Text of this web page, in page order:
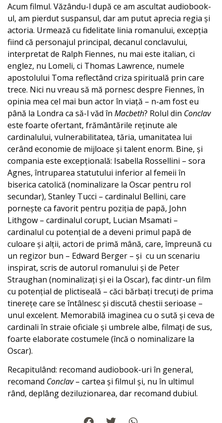
Acum filmul. Văzându-l după ce am ascultat audiobook-
ul, am pierdut suspansul, dar am putut aprecia regia și
actoria. Urmează cu fidelitate linia romanului, excepția
fiind că personajul principal, decanul conclavului,
interpretat de Ralph Fiennes, nu mai este italian, ci
englez, nu Lomeli, ci Thomas Lawrence, numele
apostolului Toma reflectând criza spirituală prin care
trece. Nici nu vreau să mă pornesc despre Fiennes, în
opinia mea cel mai bun actor în viață – n-am fost eu
până la Londra ca să-l văd în Macbeth? Rolul din Conclav
este foarte ofertant, frământările reținute ale
cardinalului, vulnerabilitatea, tăria, umanitatea lui
cerând economie de mijloace și talent enorm. Bine, și
compania este excepțională: Isabella Rossellini – sora
Agnes, întruparea statutului inferior al femeii în
biserica catolică (nominalizare la Oscar pentru rol
secundar), Stanley Tucci – cardinalul Bellini, care
pornește ca favorit pentru poziția de papă, John
Lithgow – cardinalul corupt, Lucian Msamati –
cardinalul cu potențial de a deveni primul papă de
culoare și alții, actori de primă mână, care, împreună cu
un regizor bun – Edward Berger – și cu un scenariu
inspirat, scris de autorul romanului și de Peter
Straughan (nominalizați și ei la Oscar), fac dintr-un film
cu potențial de plictiseală – căci bărbați trecuți de prima
tinerețe care se întâlnesc și discută chestii serioase –
unul excelent. Memorabilă imaginea cu o sută și ceva de
cardinali în straie oficiale și umbrele albe, filmați de sus,
foarte elaborate costumele (încă o nominalizare la
Oscar).
Recapitulând: recomand audiobook-uri în general,
recomand Conclav– cartea și filmul și, nu în ultimul
rând, deplâng deziluzionarea, dar recomand dubiul.